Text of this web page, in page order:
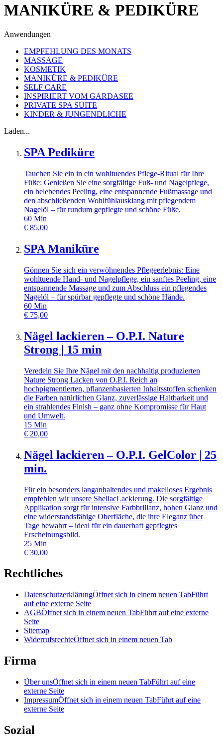
MANIKÜRE & PEDIKÜRE
Anwendungen
EMPFEHLUNG DES MONATS
MASSAGE
KOSMETIK
MANIKÜRE & PEDIKÜRE
SELF CARE
INSPIRIERT VOM GARDASEE
PRIVATE SPA SUITE
KINDER & JUNGENDLICHE
Laden...
SPA Pediküre
Tauchen Sie ein in ein wohltuendes Pflege-Ritual für Ihre
Füße: Genießen Sie eine sorgfältige Fuß- und Nagelpflege,
ein belebendes Peeling, eine entspannende Fußmassage und
den abschließenden Wohlfühlausklang mit pflegendem
Nagelöl – für rundum gepflegte und schöne Füße.
60 Min
€ 85,00
SPA Maniküre
Gönnen Sie sich ein verwöhnendes Pflegeerlebnis: Eine
wohltuende Hand- und Nagelpflege, ein sanftes Peeling, eine
entspannende Massage und zum Abschluss ein pflegendes
Nagelöl – für spürbar gepflegte und schöne Hände.
60 Min
€ 75,00
Nägel lackieren – O.P.I. Nature
Strong | 15 min
Veredeln Sie Ihre Nägel mit den nachhaltig produzierten
Nature Strong Lacken von O.P.I. Reich an
hochpigmentierten, pflanzenbasierten Inhaltsstoffen schenken
die Farben natürlichen Glanz, zuverlässige Haltbarkeit und
ein strahlendes Finish – ganz ohne Kompromisse für Haut
und Umwelt.
15 Min
€ 20,00
Nägel lackieren – O.P.I. GelColor | 25
min.
Für ein besonders langanhaltendes und makelloses Ergebnis
empfehlen wir unsere ShellacLackierung. Die sorgfältige
Applikation sorgt für intensive Farbbrillanz, hohen Glanz und
eine widerstandsfähige Oberfläche, die ihre Eleganz über
Tage bewahrt – ideal für ein dauerhaft gepflegtes
Erscheinungsbild.
25 Min
€ 30,00
Rechtliches
DatenschutzerklärungÖffnet sich in einem neuen TabFührt
auf eine externe Seite
AGBÖffnet sich in einem neuen TabFührt auf eine externe
Seite
Sitemap
WiderrufsrechteÖffnet sich in einem neuen Tab
Firma
Über unsÖffnet sich in einem neuen TabFührt auf eine
externe Seite
ImpressumÖffnet sich in einem neuen TabFührt auf eine
externe Seite
Sozial